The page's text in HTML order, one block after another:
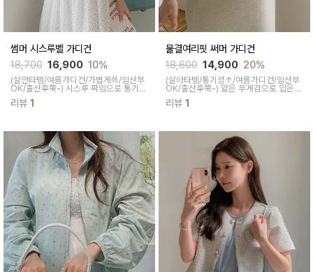
썸머 시스루벨 가디건
18,700 16,900 10%
(살안타템/여름가디건/가볍게쓱/임산부
OK/출산후쭉-) 시스루 짜임으로 통기성
이 좋아 한여름에도 가볍고 시원하게 작
용 가능하면서 타이트하지도, 오버하지
리뷰 1
물결여리핏 써머 가디건
18,600 14,900 20%
(살아타템/통기성↑/여름가디건/임산부
OK/출산후쭉-) 얇은 무게감으로 입은
듯 안 입은 듯 여기저기 걸쳐 입기 좋은
아이템이면서 원버튼으로 오픈클로징이
리뷰 1